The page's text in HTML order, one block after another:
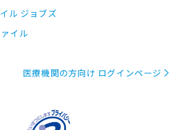
ル ジョブズ
イル
医療機関の方向け ログインページ